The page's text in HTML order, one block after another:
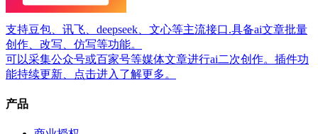
支持豆包、讯飞、deepseek、文心等主流接口.具备ai文章批量
创作、改写、仿写等功能。
可以采集公众号或百家号等媒体文章进行ai二次创作。插件功
能持续更新、点击进入了解更多。
产品